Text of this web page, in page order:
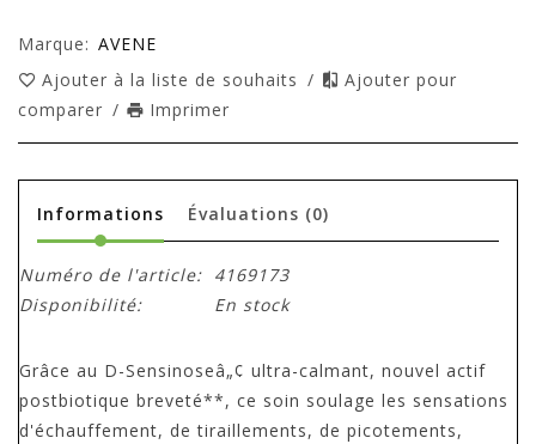
Marque: AVENE
Ajouter à la liste de souhaits /
Ajouter pour
comparer / Imprimer
Informations Évaluations (0)
Numéro de l'article: 4169173
Disponibilité:
En stock
Grâce au D-Sensinoseâ„¢ ultra-calmant, nouvel actif
postbiotique breveté**, ce soin soulage les sensations
d'échauffement, de tiraillements, de picotements,